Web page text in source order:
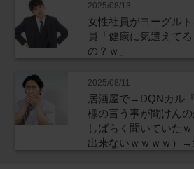
2025/08/13
女性社員がヨーグル
員「健康に気遣えて
の？ｗ」
2025/08/11
居酒屋で→DQNカル
様の言う事が聞けん
しばらく聞いていた
出来ないｗｗｗｗ）